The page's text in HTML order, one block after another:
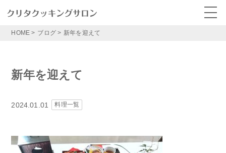
HOME > ブログ> 新年を迎えて
新年を迎えて
2024.01.01 料理一覧